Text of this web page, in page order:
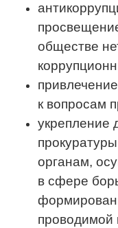
обществе
к вопросам
укрепление
органам,
в сфере
проводимой